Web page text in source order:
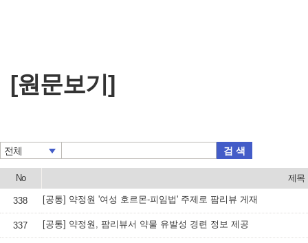
[원문보기]
전체 검 색
No 제목
338 [공통] 약정원 '여성 호르몬-피임법' 주제로 팜리뷰 게재
337 [공통] 약정원, 팜리뷰서 약물 유발성 경련 정보 제공